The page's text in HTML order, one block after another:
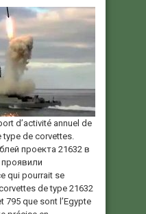
d’activité annuel de
de corvettes.
проекта 21632 в
qui pourrait se
de type 21632
795 que sont l’Egypte